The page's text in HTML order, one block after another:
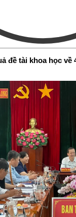
đề tài khoa học về